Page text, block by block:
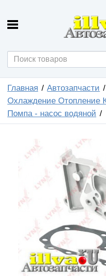
Главная
Автозапчасти
Охлаждение Отопление
Помпа - насос водяной